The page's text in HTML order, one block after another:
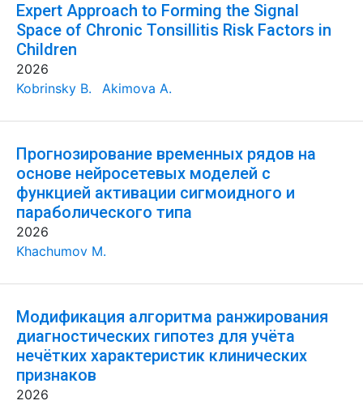
Expert Approach to Forming the Signal
Space of Chronic Tonsillitis Risk Factors in
Children
2026
Kobrinsky B.
Akimova A.
Прогнозирование временных рядов на
основе нейросетевых моделей с
функцией активации сигмоидного и
параболического типа
2026
Khachumov M.
Модификация алгоритма ранжирования
диагностических гипотез для учёта
нечётких характеристик клинических
признаков
2026